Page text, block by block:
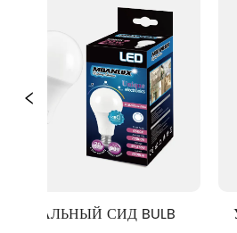
УНИКАЛЬНЫЙ СИД BULB